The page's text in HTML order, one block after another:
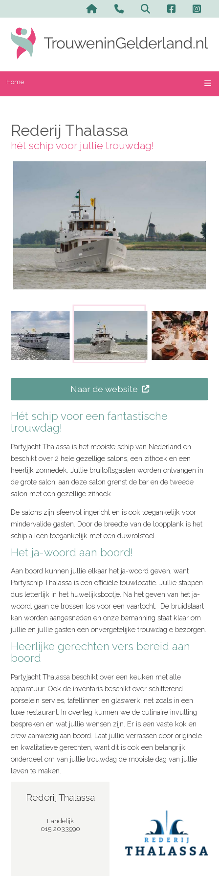
Home
Rederij Thalassa
hét schip voor jullie trouwdag!
Naar de website
Hét schip voor een fantastische
trouwdag!
Partyjacht Thalassa is het mooiste schip van Nederland en
beschikt over 2 hele gezellige salons, een zithoek en een
heerlijk zonnedek. Jullie bruiloftsgasten worden ontvangen in
de grote salon, aan deze salon grenst de bar en de tweede
salon met een gezellige zithoek
De salons zijn sfeervol ingericht en is ook toegankelijk voor
mindervalide gasten. Door de breedte van de loopplank is het
schip alleen toegankelijk met een duwrolstoel.
Het ja-woord aan boord!
Aan boord kunnen jullie elkaar het ja-woord geven, want
Partyschip Thalassa is een officiële touwlocatie. Jullie stappen
dus letterlijk in het huwelijksbootje. Na het geven van het ja-
woord, gaan de trossen los voor een vaartocht. De bruidstaart
kan worden aangesneden en onze bemanning staat klaar om
jullie en jullie gasten een onvergetelijke trouwdag e bezorgen.
Heerlijke gerechten vers bereid aan
boord
Partyjacht Thalassa beschikt over een keuken met alle
apparatuur. Ook de inventaris beschikt over schitterend
porselein servies, tafellinnen en glaswerk, net zoals in een
luxe restaurant. In overleg kunnen we de culinaire invulling
bespreken en wat jullie wensen zijn. Er is een vaste kok en
crew aanwezig aan boord. Laat jullie verrassen door originele
en kwalitatieve gerechten, want dit is ook een belangrijk
onderdeel om van jullie trouwdag de mooiste dag van jullie
leven te maken.
Rederij Thalassa
Landelijk
015 2033990